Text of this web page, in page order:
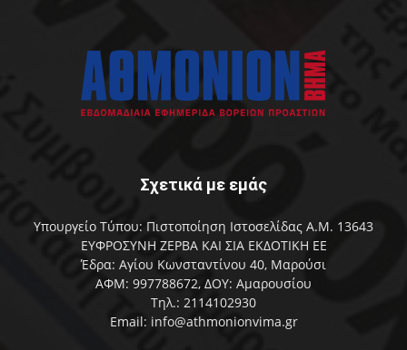
Σχετικά με εμάς
Υπουργείο Τύπου: Πιστοποίηση Ιστοσελίδας Α.Μ. 13643
ΕΥΦΡΟΣΥΝΗ ΖΕΡΒΑ ΚΑΙ ΣΙΑ ΕΚΔΟΤΙΚΗ ΕΕ
Έδρα: Αγίου Κωνσταντίνου 40, Μαρούσι
ΑΦΜ: 997788672, ΔΟΥ: Αμαρουσίου
Τηλ.: 2114102930
Email: info@athmonionvima.gr